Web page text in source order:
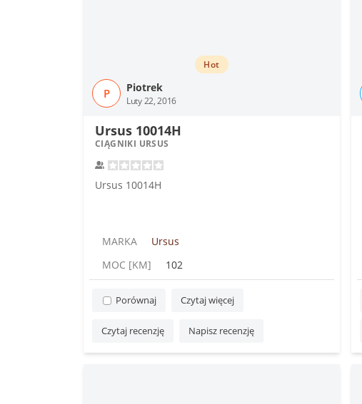
P Piotrek
Luty 22, 2016
Hot
Ursus 10014H
CIĄGNIKI URSUS
Ursus 10014H
MARKA
Ursus
MOC [KM]
102
Porównaj Czytaj więcej
Czytaj recenzję Napisz recenzję